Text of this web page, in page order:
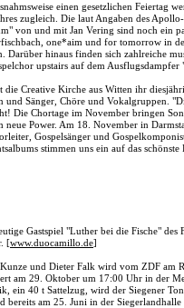
einen gesetzlichen Feiertag
zugleich. Die laut Angaben des
von und mit Jan Vering sind noch ein
one*aim und for tomorrow in
hinaus finden sich zahlreiche
upstairs auf dem Ausflugsdampfer
die Creative Kirche aus Witten ihr
und Sänger, Chöre und Vokalgruppen.
Die Chortage im November bringen
neue Power. Am 18. November in
Gospelsänger und
stimmen uns ein auf das
Gastspiel "Luther bei die Fische"
[www.duocamillo.de]
und Dieter Falk wird vom ZDF am
am 29. Oktober um 17:00 Uhr in der
40 t Sattelzug, wird der Siegener
am 25. Juni in der Siegerlandhalle